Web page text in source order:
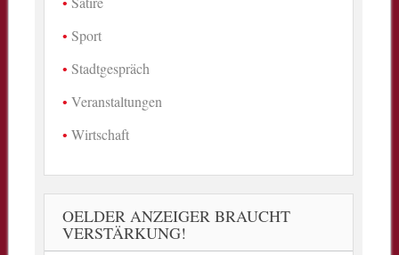
Sport
Stadtgespräch
Veranstaltungen
Wirtschaft
OELDER ANZEIGER BRAUCHT
VERSTÄRKUNG!